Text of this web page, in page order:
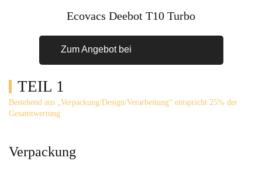
Ecovacs Deebot T10 Turbo
Zum Angebot bei
TEIL 1
Bestehend aus „Verpackung/Design/Verarbeitung“ entspricht 25% der
Gesamtwertung
Verpackung